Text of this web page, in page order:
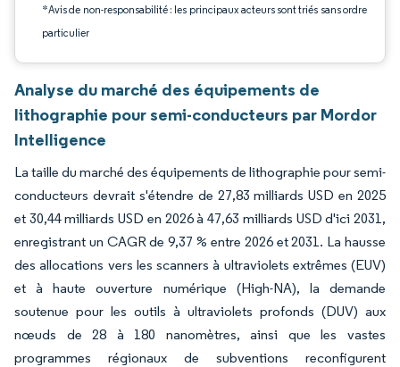
*Avis de non-responsabilité : les principaux acteurs sont triés sans ordre
particulier
Analyse du marché des équipements de
lithographie pour semi-conducteurs par Mordor
Intelligence
La taille du marché des équipements de lithographie pour semi-
conducteurs devrait s'étendre de 27,83 milliards USD en 2025
et 30,44 milliards USD en 2026 à 47,63 milliards USD d'ici 2031,
enregistrant un CAGR de 9,37 % entre 2026 et 2031. La hausse
des allocations vers les scanners à ultraviolets extrêmes (EUV)
et à haute ouverture numérique (High-NA), la demande
soutenue pour les outils à ultraviolets profonds (DUV) aux
nœuds de 28 à 180 nanomètres, ainsi que les vastes
programmes régionaux de subventions reconfigurent